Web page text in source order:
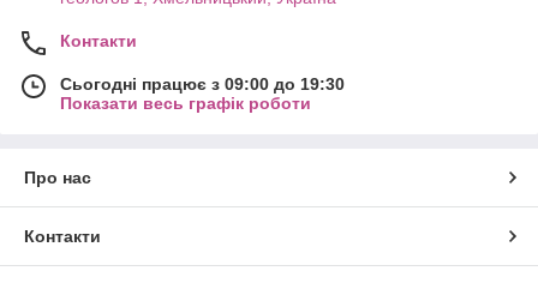
Контакти
Сьогодні працює з 09:00 до 19:30
Показати весь графік роботи
Про нас
Контакти